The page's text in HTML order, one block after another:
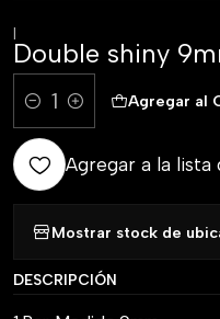
|
Double shiny
Cantidad
Agregar al
Agregar a la lista
Mostrar stock de
DESCRIPCIÓN